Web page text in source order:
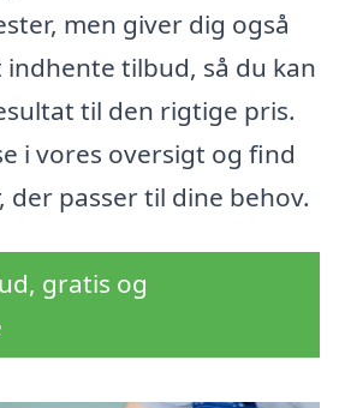
men giver dig også
tilbud, så du kan
til den rigtige pris.
i vores oversigt og find
der passer til dine behov.
gratis og